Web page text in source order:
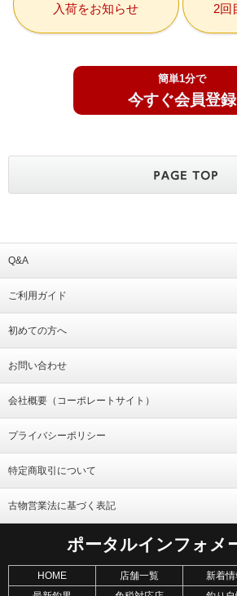
入荷をお知らせ 2回
簡単1分で
今すぐ会員登録
Q&A
ご利用ガイド
初めての方へ
お問い合わせ
会社概要（コーポレートサイト）
プライバシーポリシー
特定商取引について
古物営業法に基づく表記
ポータルインフォメ
HOME 店舗一覧 新着情